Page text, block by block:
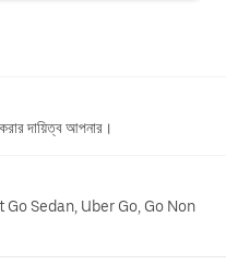
দায়িত্ব আপনার।
Sedan, Uber Go, Go Non